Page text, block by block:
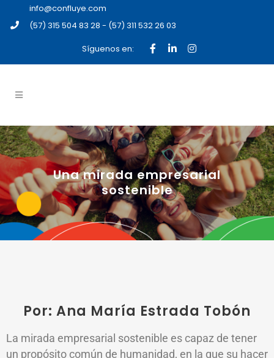
info@confluye.com
(57) 315 504 83 28 - (57) 311 532 26 03
Síguenos en:
Una mirada empresarial
sostenible
Por: Ana María Estrada Tobón
La mirada empresarial sostenible es capaz de tener
un propósito común de humanidad, en la que su hacer